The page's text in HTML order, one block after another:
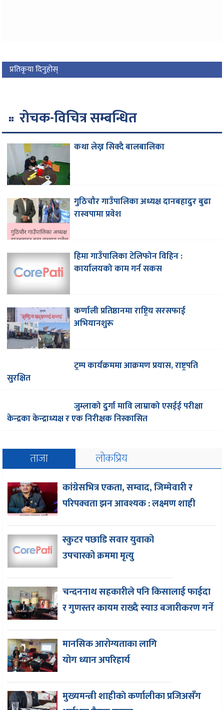
प्रतिकृया दिनुहोस्
रोचक-विचित्र सम्बन्धित
कथा लेख्न सिक्दै बालबालिका
गुठिचौर गाउँपालिका अध्यक्ष दानबहादुर बुढा
रास्वपामा प्रवेश
हिमा गाउँपालिका टेलिफोन विहिन :
कार्यालयको काम गर्न सकस
कर्णाली प्रतिष्ठानमा राष्ट्रिय सरसफाई
अभियानशुरू
ट्रम्प कार्यक्रममा आक्रमण प्रयास, राष्ट्रपति
सुरक्षित
जुम्लाको दुर्गा मावि लाम्राको एसईई परीक्षा
केन्द्रका केन्द्राध्यक्ष र एक निरीक्षक निस्कासित
ताजा लोकप्रिय
कांग्रेसभित्र एकता, सम्वाद, जिम्मेवारी र
परिपक्वता झन आवश्यक : लक्ष्मण शाही
स्कुटर पछाडि सवार युवाको
उपचारको क्रममा मृत्यु
चन्दननाथ सहकारीले पनि किसालाई फाईदा
र गुणस्तर कायम राख्दै स्याउ बजारीकरण गर्ने
मानसिक आरोग्यताका लागि
योग ध्यान अपरिहार्य
मुख्यमन्त्री शाहीकाे कर्णालीका प्रजिअसँग